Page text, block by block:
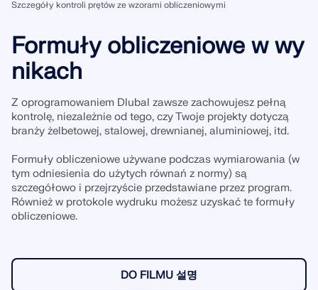
Formuły obliczeniowe w wy
nikach
Z oprogramowaniem Dlubal zawsze zachowujesz pełną
kontrolę, niezależnie od tego, czy Twoje projekty dotyczą
branży żelbetowej, stalowej, drewnianej, aluminiowej, itd.
Formuły obliczeniowe używane podczas wymiarowania (w
tym odniesienia do użytych równań z normy) są
szczegółowo i przejrzyście przedstawiane przez program.
Również w protokole wydruku możesz uzyskać te formuły
obliczeniowe.
DO FILMU 설명
Szczegóły kontroli prętów ze wzorami obliczeniowymi